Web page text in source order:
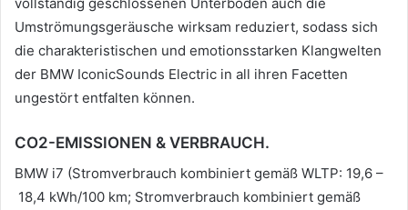
Umströmungsgeräusche wirksam reduziert, sodass sich
die charakteristischen und emotionsstarken Klangwelten
der BMW IconicSounds Electric in all ihren Facetten
ungestört entfalten können.
CO2-EMISSIONEN & VERBRAUCH.
BMW i7 (Stromverbrauch kombiniert gemäß WLTP: 19,6 –
18,4 kWh/100 km; Stromverbrauch kombiniert gemäß